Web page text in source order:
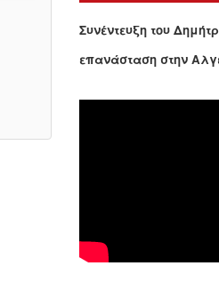
Συνέντευξη του
επανάσταση στην